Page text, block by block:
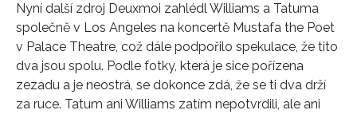
Nyní další zdroj Deuxmoi zahlédl Williams a Tatuma
společně v Los Angeles na koncertě Mustafa the Poet
v Palace Theatre, což dále podpořilo spekulace, že tito
dva jsou spolu. Podle fotky, která je sice pořízena
zezadu a je neostrá, se dokonce zdá, že se ti dva drží
za ruce. Tatum ani Williams zatím nepotvrdili, ale ani